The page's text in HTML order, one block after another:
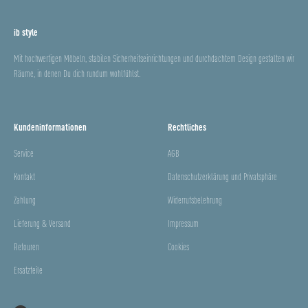
ib style
Mit hochwertigen Möbeln, stabilen Sicherheitseinrichtungen und durchdachtem Design gestalten wir
Räume, in denen Du dich rundum wohlfühlst.
Kundeninformationen
Service
Kontakt
Zahlung
Lieferung & Versand
Retouren
Ersatzteile
Rechtliches
AGB
Datenschutzerklärung und Privatsphäre
Widerrufsbelehrung
Impressum
Cookies